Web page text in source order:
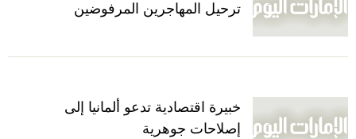
ترحيل المهاجرين المرفوضين
خبيرة اقتصادية تدعو ألمانيا إلى
إصلاحات جوهرية